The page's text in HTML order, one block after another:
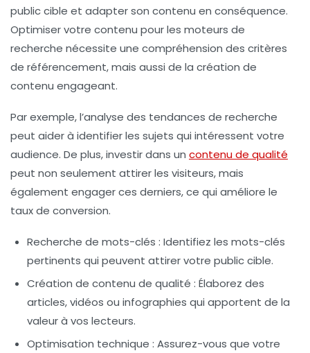
public cible et adapter son contenu en conséquence.
Optimiser votre contenu pour les moteurs de
recherche nécessite une compréhension des critères
de référencement, mais aussi de la création de
contenu engageant.
Par exemple, l’analyse des tendances de recherche
peut aider à identifier les sujets qui intéressent votre
audience. De plus, investir dans un contenu de qualité
peut non seulement attirer les visiteurs, mais
également engager ces derniers, ce qui améliore le
taux de conversion.
Recherche de mots-clés : Identifiez les mots-clés
pertinents qui peuvent attirer votre public cible.
Création de contenu de qualité : Élaborez des
articles, vidéos ou infographies qui apportent de la
valeur à vos lecteurs.
Optimisation technique : Assurez-vous que votre